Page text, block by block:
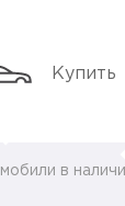
Купить
в